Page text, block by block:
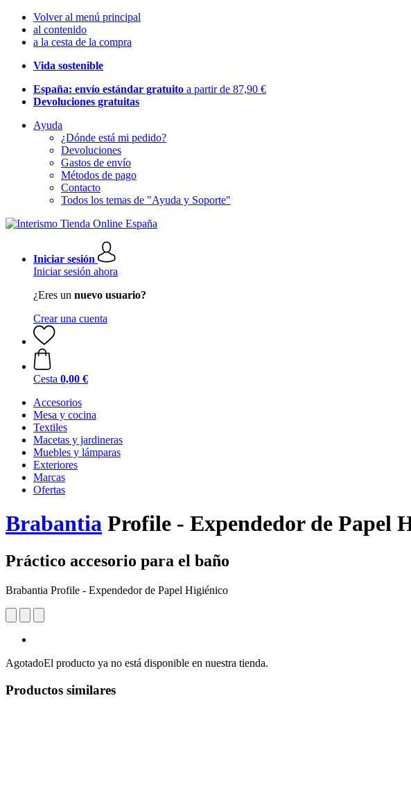
Volver al menú principal
al contenido
a la cesta de la compra
Vida sostenible
España: envío estándar gratuito a partir de 87,90 €
Devoluciones gratuitas
Ayuda
¿Dónde está mi pedido?
Devoluciones
Gastos de envío
Métodos de pago
Contacto
Todos los temas de "Ayuda y Soporte"
Iniciar sesión
Iniciar sesión ahora
¿Eres un nuevo usuario?
Crear una cuenta
Cesta 0,00 €
Accesorios
Mesa y cocina
Textiles
Macetas y jardineras
Muebles y lámparas
Exteriores
Marcas
Ofertas
Brabantia Profile - Expendedor de Papel
Práctico accesorio para el baño
Brabantia Profile - Expendedor de Papel Higiénico
AgotadoEl producto ya no está disponible en nuestra tienda.
Productos similares